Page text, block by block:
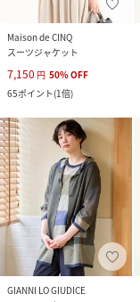
Maison de CINQ
スーツジャケット
7,150 円 50%OFF
65ポイント(1倍)
GIANNI LO GIUDICE